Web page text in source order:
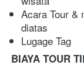
Acara Tour &
diatas
Lugage Tag
BIAYA TOUR